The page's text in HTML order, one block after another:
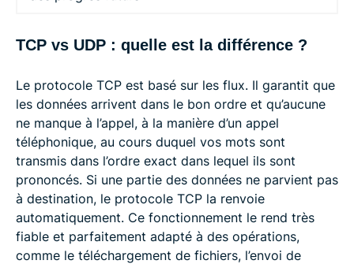
TCP vs UDP : quelle est la différence ?
Le protocole TCP est basé sur les flux. Il garantit que
les données arrivent dans le bon ordre et qu’aucune
ne manque à l’appel, à la manière d’un appel
téléphonique, au cours duquel vos mots sont
transmis dans l’ordre exact dans lequel ils sont
prononcés. Si une partie des données ne parvient pas
à destination, le protocole TCP la renvoie
automatiquement. Ce fonctionnement le rend très
fiable et parfaitement adapté à des opérations,
comme le téléchargement de fichiers, l’envoi de